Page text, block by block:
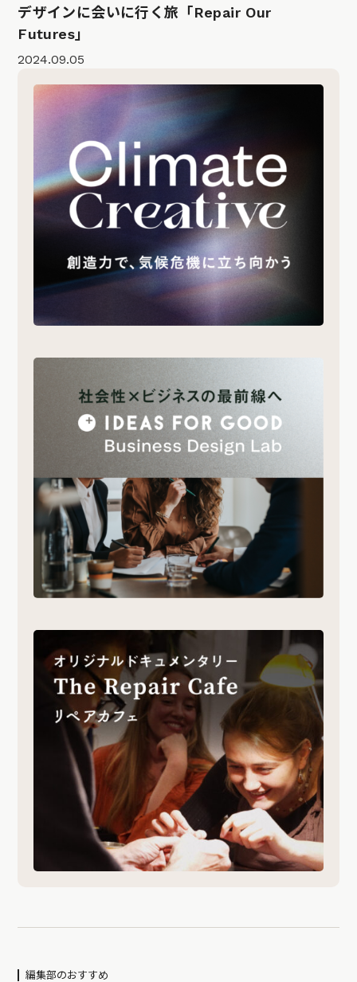
デザインに会いに行く旅「Repair Our
Futures」
2024.09.05
編集部のおすすめ